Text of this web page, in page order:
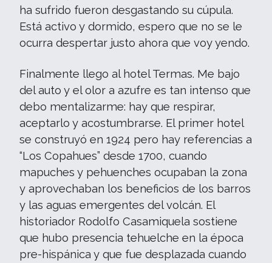
ha sufrido fueron desgastando su cúpula.
Está activo y dormido, espero que no se le
ocurra despertar justo ahora que voy yendo.
Finalmente llego al hotel Termas. Me bajo
del auto y el olor a azufre es tan intenso que
debo mentalizarme: hay que respirar,
aceptarlo y acostumbrarse. El primer hotel
se construyó en 1924 pero hay referencias a
“Los Copahues” desde 1700, cuando
mapuches y pehuenches ocupaban la zona
y aprovechaban los beneficios de los barros
y las aguas emergentes del volcán. El
historiador Rodolfo Casamiquela sostiene
que hubo presencia tehuelche en la época
pre-hispánica y que fue desplazada cuando